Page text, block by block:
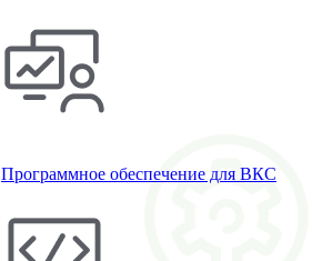
Программное обеспечение для ВКС